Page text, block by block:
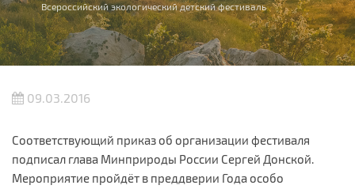
Всероссийский экологический детский фестиваль
09.03.2016
Соответствующий приказ об организации фестиваля
подписал глава Минприроды России Сергей Донской.
Мероприятие пройдёт в преддверии Года особо